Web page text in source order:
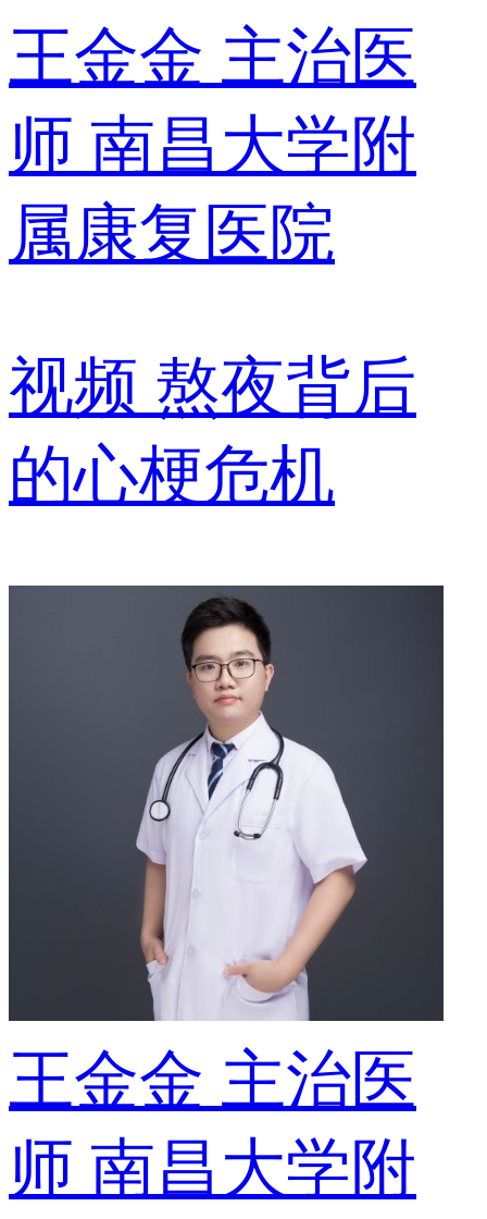
王金金 主治医
师 南昌大学附
属康复医院
视频 熬夜背后
的心梗危机
王金金 主治医
师 南昌大学附